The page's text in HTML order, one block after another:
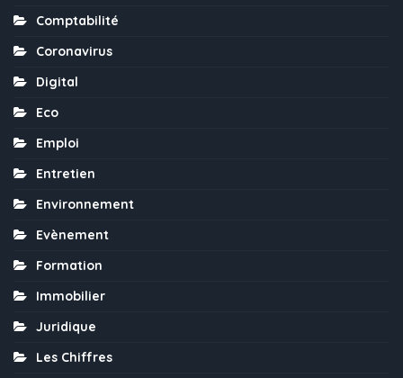
Comptabilité
Coronavirus
Digital
Eco
Emploi
Entretien
Environnement
Evènement
Formation
Immobilier
Juridique
Les Chiffres